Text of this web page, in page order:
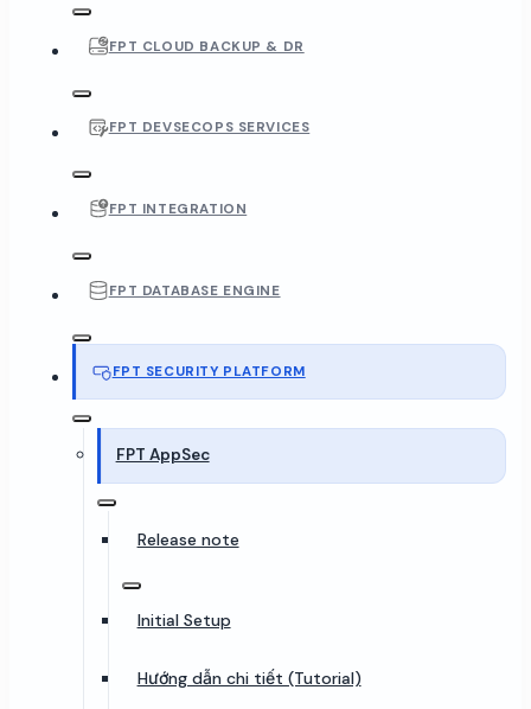
FPT CLOUD BACKUP & DR
FPT DEVSECOPS SERVICES
FPT INTEGRATION
FPT DATABASE ENGINE
FPT SECURITY PLATFORM
FPT AppSec
Release note
Initial Setup
Hướng dẫn chi tiết (Tutorial)